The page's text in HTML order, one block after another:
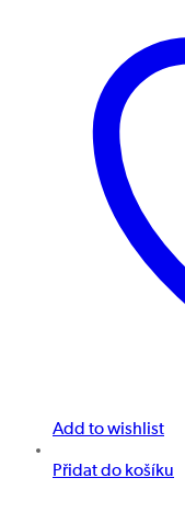
Add to wishlist
Přidat do košíku